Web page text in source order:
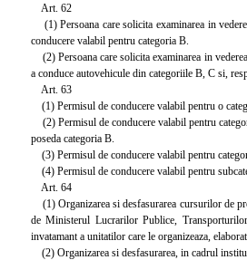
Art. 62
(1) Persoana care solicita examinarea in
conducere valabil pentru categoria B.
(2) Persoana care solicita examinarea in
a conduce autovehicule din categoriile B, C si,
Art. 63
(1) Permisul de conducere valabil pentru o
(2) Permisul de conducere valabil pentru
poseda categoria B.
(3) Permisul de conducere valabil pentru
(4) Permisul de conducere valabil pentru
Art. 64
(1) Organizarea si desfasurarea cursurilor de
de Ministerul Lucrarilor Publice,
invatamant a unitatilor care le organizeaza,
(2) Organizarea si desfasurarea, in cadrul